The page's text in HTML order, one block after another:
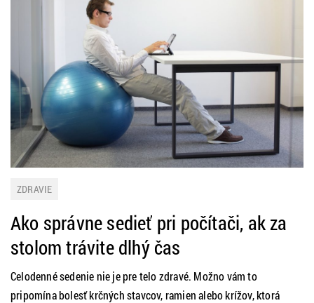
ZDRAVIE
Ako správne sedieť pri počítači, ak za
stolom trávite dlhý čas
Celodenné sedenie nie je pre telo zdravé. Možno vám to
pripomína bolesť krčných stavcov, ramien alebo krížov, ktorá